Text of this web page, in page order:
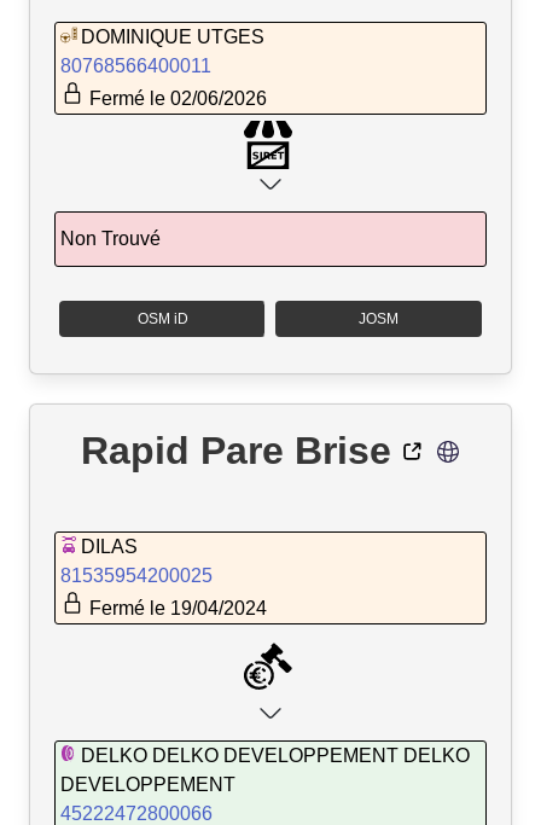
DOMINIQUE UTGES
80768566400011
Fermé le 02/06/2026
Non Trouvé
OSM iD JOSM
Rapid Pare Brise
DILAS
81535954200025
Fermé le 19/04/2024
DELKO DELKO DEVELOPPEMENT DELKO
DEVELOPPEMENT
45222472800066